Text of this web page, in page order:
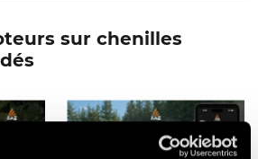
sur chenilles